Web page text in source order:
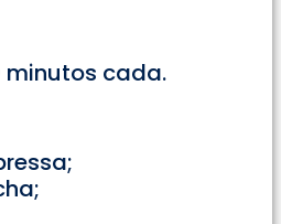
minutos cada.